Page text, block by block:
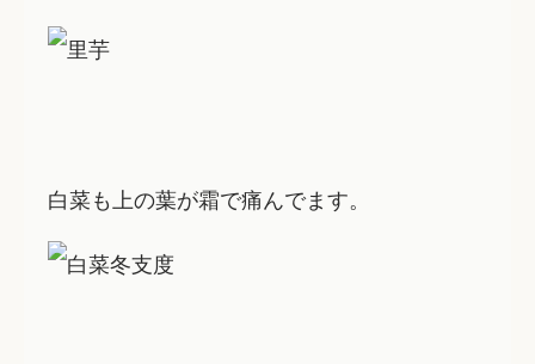
白菜も上の葉が霜で痛んでます。